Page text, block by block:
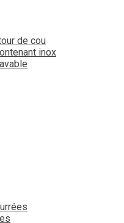
de cou
inox